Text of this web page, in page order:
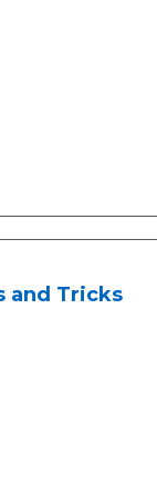
and Tricks